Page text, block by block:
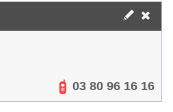
03 80 96 16 16